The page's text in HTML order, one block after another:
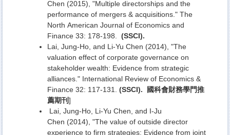
Chen (2015), "Multiple directorships and the
performance of mergers & acquisitions." The
North American Journal of Economics and
Finance 33: 178-198.
(SSCI).
Lai, Jung-Ho, and Li-Yu Chen (2014), "The
valuation effect of corporate governance on
stakeholder wealth: Evidence from strategic
alliances." International Review of Economics &
Finance 32: 117-131.
(SSCI). 國科會財務學門推
薦期刊]
Lai, Jung-Ho, Li-Yu Chen, and I-Ju
Chen (2014), "The value of outside director
experience to firm strategies: Evidence from joint